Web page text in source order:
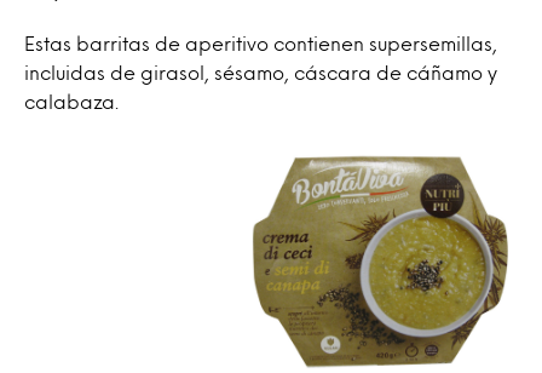
Estas barritas de aperitivo contienen supersemillas,
incluidas de girasol, sésamo, cáscara de cáñamo y
calabaza.